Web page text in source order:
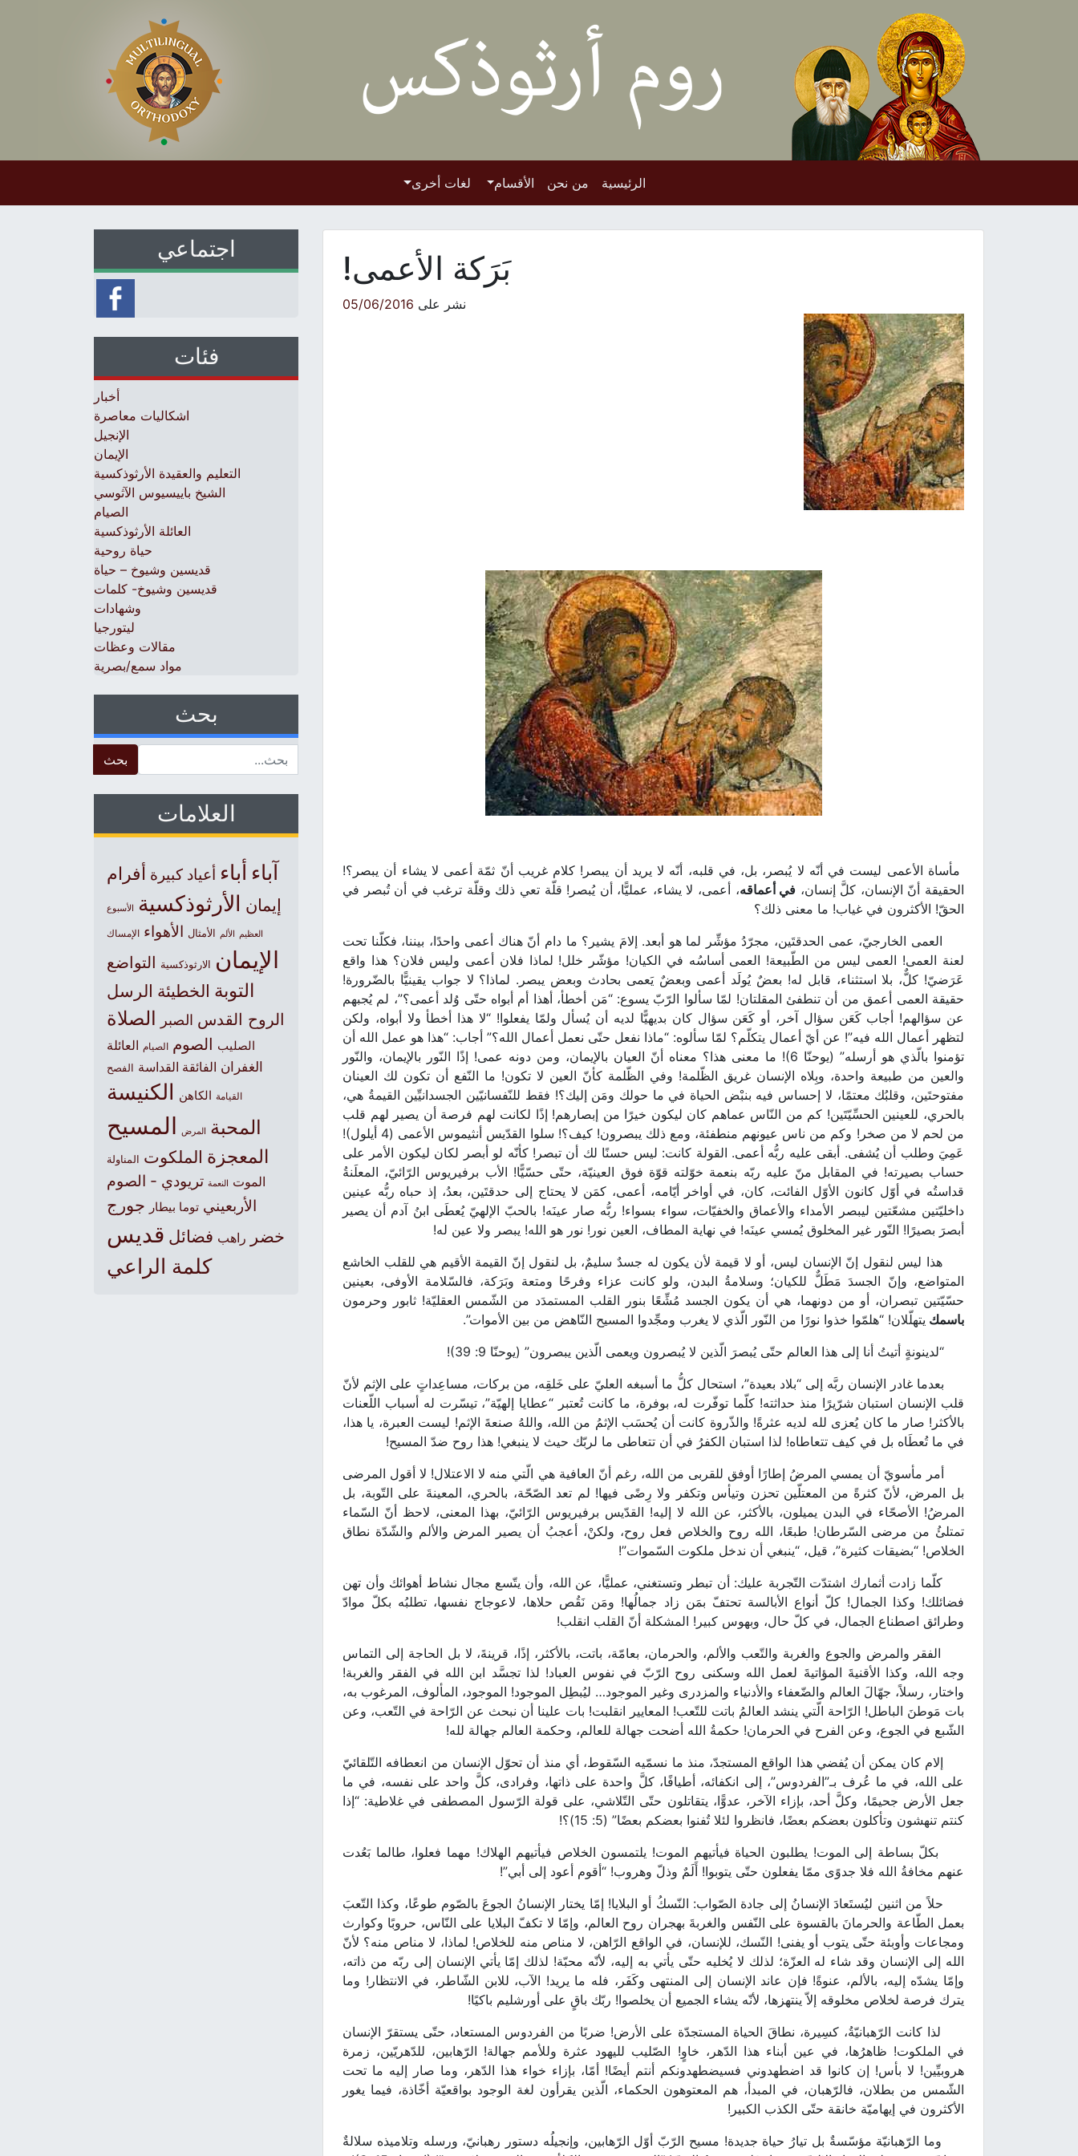
الرئيسية من نحن الأقسام لغات أخرى
بَرَكة الأعمى!
نشر على 05/06/2016
مأساة الأعمى ليست في أنّه لا يُبصر، بل، في قلبه، أنّه لا يريد أن يبصر! كلام غريب أنّ ثمّة أعمى لا يشاء أن يبصر؟!
الحقيقة أنّ الإنسان، كلَّ إنسان، في أعماقه، أعمى، لا يشاء، عمليًّا، أن يُبصر! قلّة تعي ذلك وقلّة ترغب في أن تُبصر في
الحقّ! الأكثرون في غياب! ما معنى ذلك؟
العمى الخارجيّ، عمى الحدقتَين، مجرّدُ مؤشِّر لما هو أبعد. إلامَ يشير؟ ما دام أنّ هناك أعمى واحدًا، بيننا، فكلّنا تحت
لعنة العمى! العمى ليس من الطّبيعة! العمى أساسُه في الكيان! مؤشّر خلل! لماذا فلان أعمى وليس فلان؟ هذا واقع
عَرَضيّ! كلٌّ، بلا استثناء، قابل له! بعضٌ يُولَد أعمى وبعضٌ يَعمى بحادث وبعض يبصر. لماذا؟ لا جواب يقينيًّا بالضّرورة!
حقيقة العمى أعمق من أن تنطفئ المقلتان! لمّا سألوا الرّبّ يسوع: “مَن أخطأ، أهذا أم أبواه حتّى وُلد أعمى؟”، لم يُجبهم
عن سؤالهم! أجاب كَعَن سؤال آخر، أو كَعَن سؤال كان بديهيًّا لديه أن يُسأل ولمّا يفعلوا! “لا هذا أخطأ ولا أبواه، ولكن
لتظهر أعمال الله فيه”! عن أيّ أعمال يتكلّم؟ لمّا سألوه: “ماذا نفعل حتّى نعمل أعمال الله؟” أجاب: “هذا هو عمل الله أن
تؤمنوا بالّذي هو أرسله” (يوحنّا 6)! ما معنى هذا؟ معناه أنّ العيان بالإيمان، ومن دونه عمى! إذًا النّور بالإيمان، والنّور
والعين من طبيعة واحدة، وبِلاه الإنسان غريق الظّلمة! وفي الظّلمة كأنّ العين لا تكون! ما النّفع أن تكون لك العينان
مفتوحتَين، وقلبُك معتمًا، لا إحساس فيه بنبْض الحياة في ما حولك ومَن إليك؟! فقط للنّفسانيّين الجسدانيِّين القيمةُ هي،
بالحري، للعينين الحسِّيّتَين! كم من النّاس عماهم كان ليكون خيرًا من إبصارهم! إذًا لكانت لهم فرصة أن يصير لهم قلب
من لحم لا من صخر! وكم من ناس عيونهم منطفئة، ومع ذلك يبصرون! كيف؟! سلوا القدّيس أنثيموس الأعمى (4 أيلول)!
عَمِيَ وطلب أن يُشفى. أبقى عليه ربُّه أعمى. القولة كانت: ليس حسنًا لك أن تبصر! كأنّه لو أبصر لكان ليكون الأمر على
حساب بصيرته! في المقابل منّ عليه ربّه بنعمة خوّلته قوّة فوق العينيّة، حتّى حسّيًّا! الأب برفيريوس الرّائيّ، المعلَنةُ
قداستُه في أوّل كانون الأوّل الفائت، كان، في أواخر أيّامه، أعمى، كمَن لا يحتاج إلى حدقتَين، بعدُ، إذ حباه ربُّه عينين
داخليّتين مشعّتين ليبصر الأمداء والأعماق والخفيّات، سواء بسواء! ربُّه صار عينَه! بالحبّ الإلهيّ يُعطَى ابنُ آدم أن يصير
أبصرَ بصيرًا! النّور غير المخلوق يُمسي عينَه! في نهاية المطاف، العين نور! نور هو الله! يبصر ولا عين له!
هذا ليس لنقول إنّ الإنسان ليس، أو لا قيمة لأن يكون له جسدٌ سليمٌ، بل لنقول إنّ القيمة الأقيم هي للقلب الخاشع
المتواضع، وإنّ الجسدَ مَطَلٌّ للكيان؛ وسلامةُ البدن، ولو كانت عزاء وفرحًا ومتعة وبَرَكة، فالسّلامة الأوفى، بعينين
حسّيّتين تبصران، أو من دونهما، هي أن يكون الجسد مُشِّعًا بنور القلب المستمدَد من الشّمس العقليّة! ثابور وحرمون
باسمك يتهلّلان! “هلمّوا خذوا نورًا من النّور الّذي لا يغرب ومجِّدوا المسيح النّاهض من بين الأموات”.
“لدينونةٍ أتيتُ أنا إلى هذا العالم حتّى يُبصرَ الّذين لا يُبصرون ويعمى الّذين يبصرون” (يوحنّا 9: 39)!
بعدما غادر الإنسان ربَّه إلى “بلاد بعيدة”، استحال كلُّ ما أسبغه العليّ على خَلقِه، من بركات، مساعِداتٍ على الإثم لأنّ
قلب الإنسان استبان شرّيرًا منذ حداثته! كلّما توفّرت له، بوفرة، ما كانت تُعتبر “عطايا إلهيّة”، تيسّرت له أسباب اللّعنات
بالأكثر! صار ما كان يُعزى لله لديه عثرةً! والذّروة كانت أن يُحسَب الإثمُ من الله، واللهُ صنعةَ الإثم! ليست العبرة، يا هذا،
في ما تُعطَاه بل في كيف تتعاطاه! لذا استبان الكفرُ في أن تتعاطى ما لربّك حيث لا ينبغي! هذا روح ضدّ المسيح!
أمر مأسويّ أن يمسي المرضُ إطارًا أوفق للقربى من الله، رغم أنّ العافية هي الّتي منه لا الاعتلال! لا أقول المرضى
بل المرض، لأنّ كثرةً من المعتلّين تحزن وتيأس وتكفر ولا رِضًى فيها! لم تعد الصّحّة، بالحري، المعينةَ على التّوبة، بل
المرضُ! الأصحّاء في البدن يميلون، بالأكثر، عن الله لا إليه! القدّيس برفيريوس الرّائيّ، بهذا المعنى، لاحظ أنّ السّماء
تمتلئُ من مرضى السّرطان! طبعًا، الله روح والخلاص فعل روح، ولكنْ، أعجبُ أن يصير المرض والألم والشّدّة نطاق
الخلاص! “بضيقات كثيرة”، قيل، “ينبغي أن ندخل ملكوت السّموات”!
كلّما زادت أثمارك اشتدّت التّجربة عليك: أن تبطر وتستغني، عمليًّا، عن الله، وأن يتّسع مجال نشاط أهوائك وأن تهن
فضائلك! وكذا الجمال! كلّ أنواع الأبالسة تحتفّ بمَن زاد جمالُها! ومَن نَقُص حلاها، لاعوجاج نفسها، تطلبُه بكلّ موادّ
وطرائق اصطناع الجمال، في كلّ حال، وبهوس كبير! المشكلة أنّ القلب انقلب!
الفقر والمرض والجوع والغربة والتّعب والألم، والحرمان، بعامّة، باتت، بالأكثر، إذًا، قرينةَ، لا بل الحاجة إلى التماس
وجه الله، وكذا الأقنيةَ المؤاتيةَ لعمل الله وسكنى روح الرّبّ في نفوس العباد! لذا تجسَّد ابن الله في الفقر والغربة!
واختار، رسلاً، جهّالَ العالم والضّعفاء والأدنياء والمزدرى وغير الموجود… ليُبطِل الموجود! الموجود، المألوف، المرغوب به،
بات مَوطنَ الباطل! الرّاحة الّتي ينشد العالمُ باتت للتّعب! المعايير انقلبت! بات علينا أن نبحث عن الرّاحة في التّعب، وعن
الشّبع في الجوع، وعن الفرح في الحرمان! حكمةُ الله أضحت جهالة للعالم، وحكمة العالم جهالة لله!
إلام كان يمكن أن يُفضي هذا الواقع المستجدّ، منذ ما نسمّيه السّقوط، أي منذ أن تحوّل الإنسان من انعطافه التّلقائيّ
على الله، في ما عُرف بـ”الفردوس”، إلى انكفائه، أطيافًا، كلَّ واحدة على ذاتها، وفرادى، كلَّ واحد على نفسه، في ما
جعل الأرض جحيمًا، وكلَّ أحد، بإزاء الآخر، عدوًّا، يتقاتلون حتّى التّلاشي، على قولة الرّسول المصطفى في غلاطية: “إذا
كنتم تنهشون وتأكلون بعضكم بعضًا، فانظروا لئلا تُفنوا بعضكم بعضًا” (5: 15)؟!
بكلّ بساطة إلى الموت! يطلبون الحياة فيأتيهم الموت! يلتمسون الخلاص فيأتيهم الهلاك! مهما فعلوا، طالما بَعُدت
عنهم مخافةُ الله فلا جدوًى ممّا يفعلون حتّى يتوبوا! أَلَمٌ وذلّ وهروب! “أقوم أعود إلى أبي”!
حلاً من اثنين ليُستَعادَ الإنسانُ إلى جادة الصّواب: النّسكُ أو البلايا! إمّا يختار الإنسانُ الجوعَ بالصّوم طوعًا، وكذا التّعبَ
بعمل الطّاعة والحرمانَ بالقسوة على النّفس والغربةَ بهجران روح العالم، وإمّا لا تكفّ البلايا على النّاس، حروبًا وكوارث
ومجاعات وأوبئة حتّى يتوب أو يفنى! النّسك، للإنسان، في الواقع الرّاهن، لا مناص منه للخلاص! لماذا، لا مناص منه؟ لأنّ
الله إلى الإنسان وقد شاء له العزّة؛ لذلك لا يُخليه حتّى يأتي به إليه، لأنّه محبّة! لذلك إمّا يأتي الإنسان إلى ربّه من ذاته،
وإمّا يشدّه إليه، بالألم، عنوةً! فإن عاند الإنسان إلى المنتهى وكَفَر، فله ما يريد! الآب، للابن الشّاطر، في الانتظار! وما
يترك فرصة لخلاص مخلوقه إلاّ ينتهزها، لأنّه يشاء الجميع أن يخلصوا! ربّك باقٍ على أورشليم باكيًا!
لذا كانت الرّهبانيّةُ، كسِيرة، نطاقَ الحياة المستجدّة على الأرض! ضربًا من الفردوس المستعاد، حتّى يستقرّ الإنسان
في الملكوت! ظاهرُها، في عين أبناء هذا الدّهر، خاوٍ! الصّليب لليهود عثرة وللأمم جهالة! الرّهابين، للدّهريّين، زمرة
هروبيِّين! لا بأس! إن كانوا قد اضطهدوني فسيضطهدونكم أنتم أيضًا! أمّا، بإزاء خواء هذا الدّهر، وما صار إليه ما تحت
الشّمس من بطلان، فالرّهبان، في المبدأ، هم المعتوهون الحكماء، الّذين يقرأون لغة الوجود بواقعيّة أخّاذة، فيما يغور
الأكثرون في إيهاميّة خانقة حتّى الكذب الكبير!
وما الرّهبانيّة مؤسّسةٌ بل تيارُ حياة جديدة! مسيح الرّبّ أوّل الرّهابين، وإنجيلُه دستور رهبانيّ، ورسله وتلاميذه سلالةٌ
اجتماعي
فئات
أخبار
اشكاليات معاصرة
الإنجيل
الإيمان
التعليم والعقيدة الأرثوذكسية
الشيخ باييسيوس الآثوسي
الصيام
العائلة الأرثوذكسية
حياة روحية
قديسين وشيوخ – حياة
قديسين وشيوخ- كلمات
وشهادات
ليتورجيا
مقالات وعظات
مواد سمع/بصرية
بحث
العلامات
آباء أباء أعياد كبيرة أفرام
إيمان الأرثوذكسية الأسبوع
العظيم الألم الأمثال الأهواء الإمساك
الإيمان الارثوذكسية التواضع
التوبة الخطيئة الرسل
الروح القدس الصبر الصلاة
الصليب الصوم الصيام العائلة
الغفران الفائقة القداسة الفصح
القيامة الكاهن الكنيسة
المحبة المرض المسيح
المعجزة الملكوت المناولة
الموت النعمة تريودي - الصوم
الأربعيني توما بيطار جورج
خضر راهب فضائل قديس
كلمة الراعي